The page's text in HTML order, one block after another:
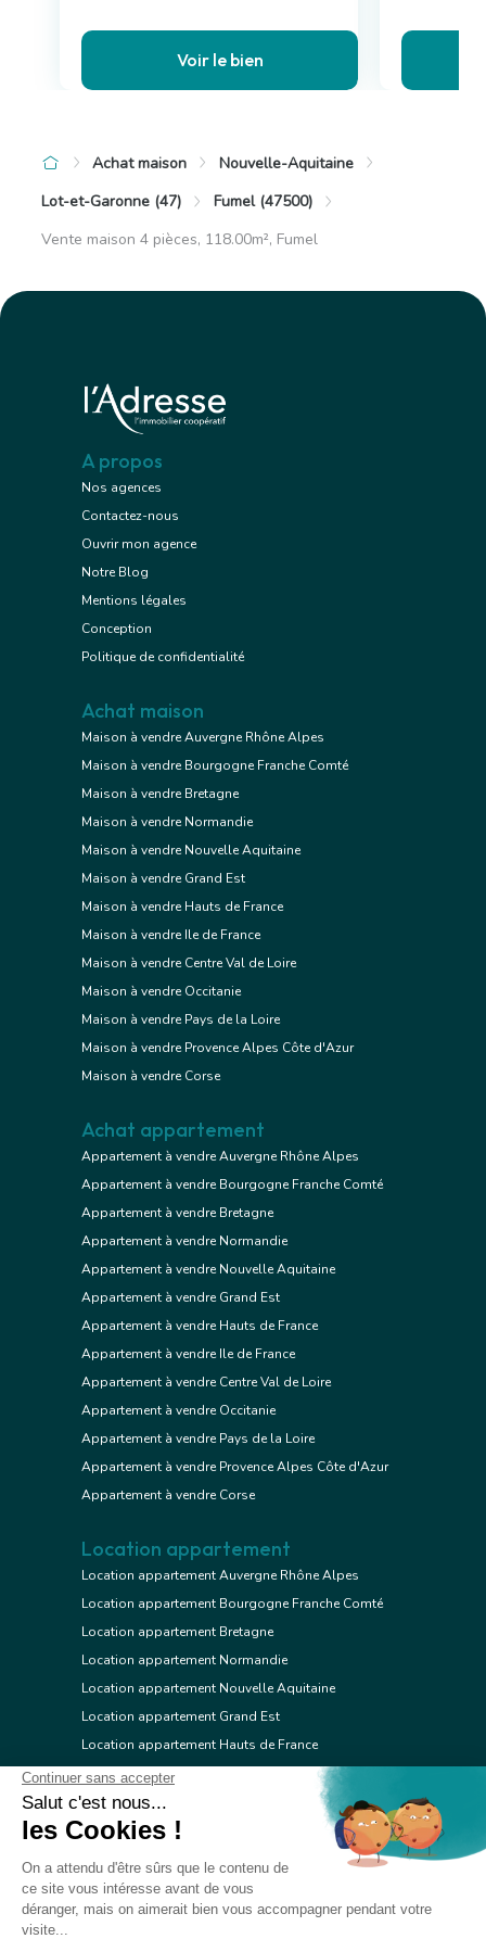
Voir le bien
Achat maison
Nouvelle-Aquitaine
Lot-et-Garonne (47)
Fumel (47500)
Vente maison 4 pièces, 118.00m², Fumel
A propos
Nos agences
Contactez-nous
Ouvrir mon agence
Notre Blog
Mentions légales
Conception
Politique de confidentialité
Achat maison
Maison à vendre Auvergne Rhône Alpes
Maison à vendre Bourgogne Franche Comté
Maison à vendre Bretagne
Maison à vendre Normandie
Maison à vendre Nouvelle Aquitaine
Maison à vendre Grand Est
Maison à vendre Hauts de France
Maison à vendre Ile de France
Maison à vendre Centre Val de Loire
Maison à vendre Occitanie
Maison à vendre Pays de la Loire
Maison à vendre Provence Alpes Côte d'Azur
Maison à vendre Corse
Achat appartement
Appartement à vendre Auvergne Rhône Alpes
Appartement à vendre Bourgogne Franche Comté
Appartement à vendre Bretagne
Appartement à vendre Normandie
Appartement à vendre Nouvelle Aquitaine
Appartement à vendre Grand Est
Appartement à vendre Hauts de France
Appartement à vendre Ile de France
Appartement à vendre Centre Val de Loire
Appartement à vendre Occitanie
Appartement à vendre Pays de la Loire
Appartement à vendre Provence Alpes Côte d'Azur
Appartement à vendre Corse
Location appartement
Location appartement Auvergne Rhône Alpes
Location appartement Bourgogne Franche Comté
Location appartement Bretagne
Location appartement Normandie
Location appartement Nouvelle Aquitaine
Location appartement Grand Est
Location appartement Hauts de France
Location appartement Ile de France
Location appartement Centre Val de Loire
Location appartement Occitanie
Location appartement Provence Alpes Côte d'Azur
Location appartement Corse